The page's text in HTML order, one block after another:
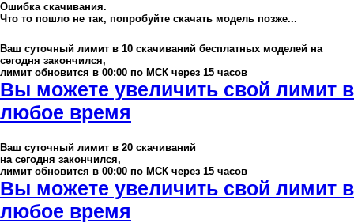
Ошибка скачивания.
Что то пошло не так, попробуйте скачать модель позже...
Ваш суточный лимит в 10 скачиваний бесплатных моделей на
сегодня закончился,
лимит обновится в 00:00 по МСК через 15 часов
Вы можете увеличить свой лимит в
любое время
Ваш суточный лимит в 20 скачиваний
на сегодня закончился,
лимит обновится в 00:00 по МСК через 15 часов
Вы можете увеличить свой лимит в
любое время